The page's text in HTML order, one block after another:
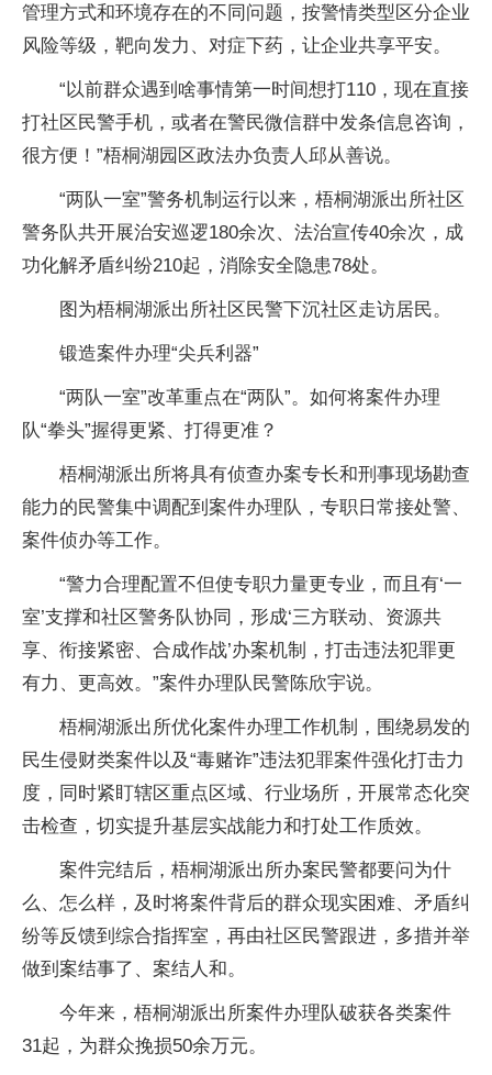
管理方式和环境存在的不同问题，按警情类型区分企业
风险等级，靶向发力、对症下药，让企业共享平安。
“以前群众遇到啥事情第一时间想打110，现在直接
打社区民警手机，或者在警民微信群中发条信息咨询，
很方便！”梧桐湖园区政法办负责人邱从善说。
“两队一室”警务机制运行以来，梧桐湖派出所社区
警务队共开展治安巡逻180余次、法治宣传40余次，成
功化解矛盾纠纷210起，消除安全隐患78处。
图为梧桐湖派出所社区民警下沉社区走访居民。
锻造案件办理“尖兵利器”
“两队一室”改革重点在“两队”。如何将案件办理
队“拳头”握得更紧、打得更准？
梧桐湖派出所将具有侦查办案专长和刑事现场勘查
能力的民警集中调配到案件办理队，专职日常接处警、
案件侦办等工作。
“警力合理配置不但使专职力量更专业，而且有‘一
室’支撑和社区警务队协同，形成‘三方联动、资源共
享、衔接紧密、合成作战’办案机制，打击违法犯罪更
有力、更高效。”案件办理队民警陈欣宇说。
梧桐湖派出所优化案件办理工作机制，围绕易发的
民生侵财类案件以及“毒赌诈”违法犯罪案件强化打击力
度，同时紧盯辖区重点区域、行业场所，开展常态化突
击检查，切实提升基层实战能力和打处工作质效。
案件完结后，梧桐湖派出所办案民警都要问为什
么、怎么样，及时将案件背后的群众现实困难、矛盾纠
纷等反馈到综合指挥室，再由社区民警跟进，多措并举
做到案结事了、案结人和。
今年来，梧桐湖派出所案件办理队破获各类案件
31起，为群众挽损50余万元。